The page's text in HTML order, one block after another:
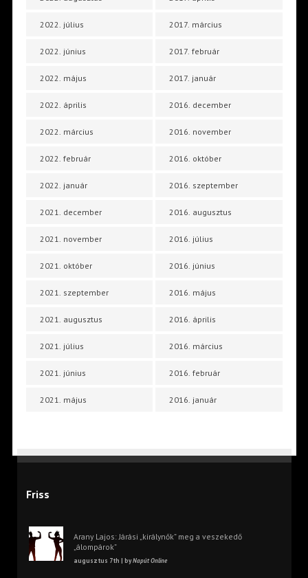
2022. július
2022. június
2022. május
2022. április
2022. március
2022. február
2022. január
2021. december
2021. november
2021. október
2021. szeptember
2021. augusztus
2021. július
2021. június
2021. május
2017. március
2017. február
2017. január
2016. december
2016. november
2016. október
2016. szeptember
2016. augusztus
2016. július
2016. június
2016. május
2016. április
2016. március
2016. február
2016. január
Friss
Arany Lajos: Járási „királynők” meg a veszekedő
„álompárok”
augusztus 7th | byNapút Online